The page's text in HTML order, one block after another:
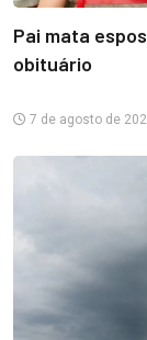
Pai mata
obituário
7 de agosto de